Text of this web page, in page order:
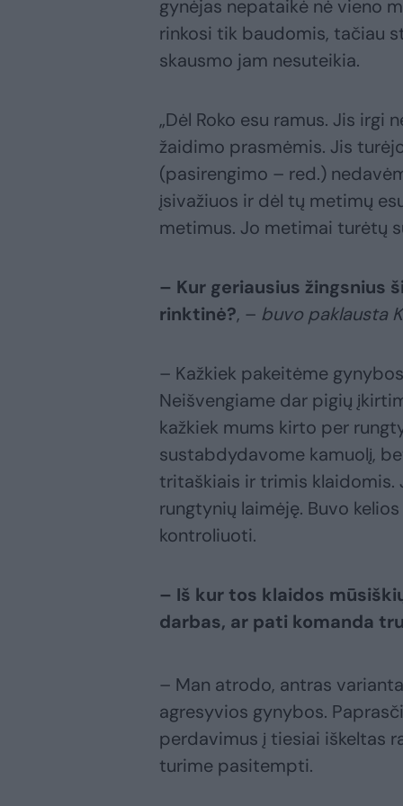
gynėjas nepataikė nė vieno
rinkosi tik baudomis, tačiau
skausmo jam nesuteikia.
„Dėl Roko esu ramus. Jis irgi
žaidimo prasmėmis. Jis
(pasirengimo – red.)
įsivažiuos ir dėl tų metimų
metimus. Jo metimai turėtų
– Kur geriausius žingsnius
rinktinė?, – buvo paklausta
– Kažkiek pakeitėme
Neišvengiame dar pigių
kažkiek mums kirto per
sustabdydavome kamuolį,
tritaškiais ir trimis klaidomis.
rungtynių laimėję. Buvo
kontroliuoti.
– Iš kur tos klaidos
darbas, ar pati komanda
– Man atrodo, antras
agresyvios gynybos.
perdavimus į tiesiai iškeltas
turime pasitempti.